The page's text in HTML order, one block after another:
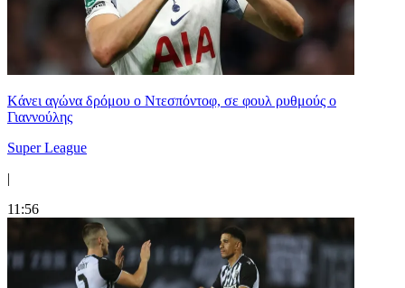
Kάνει αγώνα δρόμου ο Ντεσπόντοφ, σε φουλ ρυθμούς ο
Γιαννούλης
Super League
|
11:56